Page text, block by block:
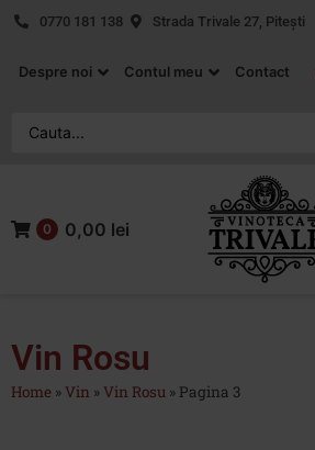
0770 181 138 Strada Trivale 27, Pitești
Despre noi Contul meu Contact
Vin Alb
0 0,00 lei
Vin Rosu
Home » Vin » Vin Rosu » Pagina 3